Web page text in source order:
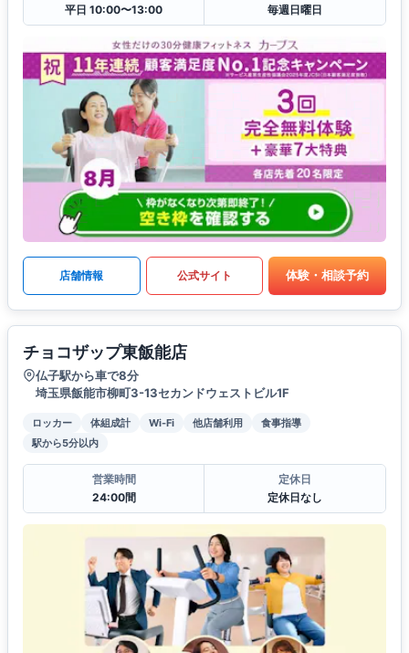
平日 10:00〜13:00 毎週日曜日
店舗情報 公式サイト 体験・相談予約
チョコザップ東飯能店
仏子駅から車で8分
埼玉県飯能市柳町3-13セカンドウェストビル1F
ロッカー 体組成計 Wi-Fi 他店舗利用
食事指導
駅から5分以内
営業時間
24:00間
定休日
定休日なし